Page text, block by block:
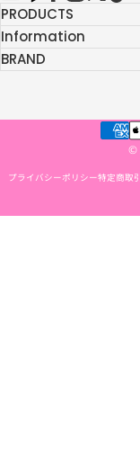
YouTube
LINEFacebook
Instagram
PRODUCTS
Information
BRAND
©
プライバシーポリシー特定商取